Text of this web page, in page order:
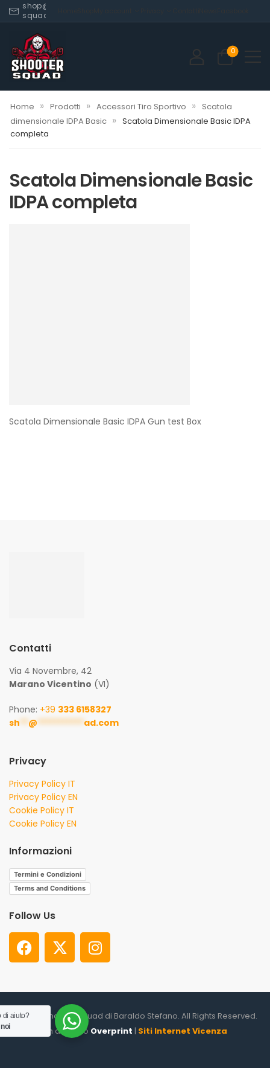
shop@shooter-
squad.com
0
Home » Prodotti » Accessori Tiro Sportivo »
Scatola
dimensionale IDPA Basic » Scatola Dimensionale Basic IDPA
completa
Scatola Dimensionale Basic
IDPA completa
Scatola Dimensionale Basic IDPA Gun test Box
Contatti
Via 4 Novembre, 42
Marano Vicentino (VI)
Phone: +39 333 6158327
sh ** @ *********** ad.com
Privacy
Privacy Policy IT
Privacy Policy EN
Cookie Policy IT
Cookie Policy EN
Informazioni
Termini e Condizioni
Terms and Conditions
Follow Us
© 2026. Shooter Squad di Baraldo Stefano. All Rights Reserved.
un altro sito Overprint | Siti Internet Vicenza
di aiuto?